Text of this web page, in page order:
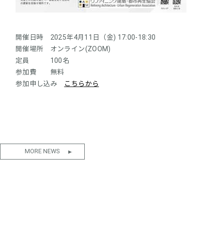
開催日時 2025年4月11日（金) 17:00-18:30
開催場所 オンライン(ZOOM)
定員 100名
参加費 無料
参加申し込み こちらから
MORE NEWS